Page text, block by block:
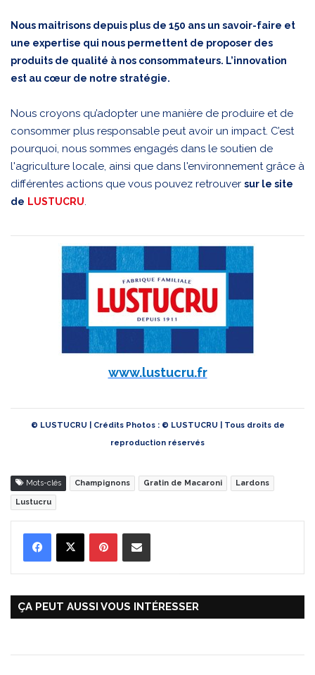
Nous maitrisons depuis plus de 150 ans un savoir-faire et
une expertise qui nous permettent de proposer des
produits de qualité à nos consommateurs. L’innovation
est au cœur de notre stratégie.
Nous croyons qu’adopter une manière de produire et de
consommer plus responsable peut avoir un impact. C’est
pourquoi, nous sommes engagés dans le soutien de
l'agriculture locale, ainsi que dans l'environnement grâce à
différentes actions que vous pouvez retrouver sur le site
de LUSTUCRU
www.lustucru.fr
© LUSTUCRU | Crédits Photos : © LUSTUCRU | Tous droits de
reproduction réservés
Mots-clés Champignons Gratin de Macaroni Lardons
Lustucru
ÇA PEUT AUSSI VOUS INTÉRESSER